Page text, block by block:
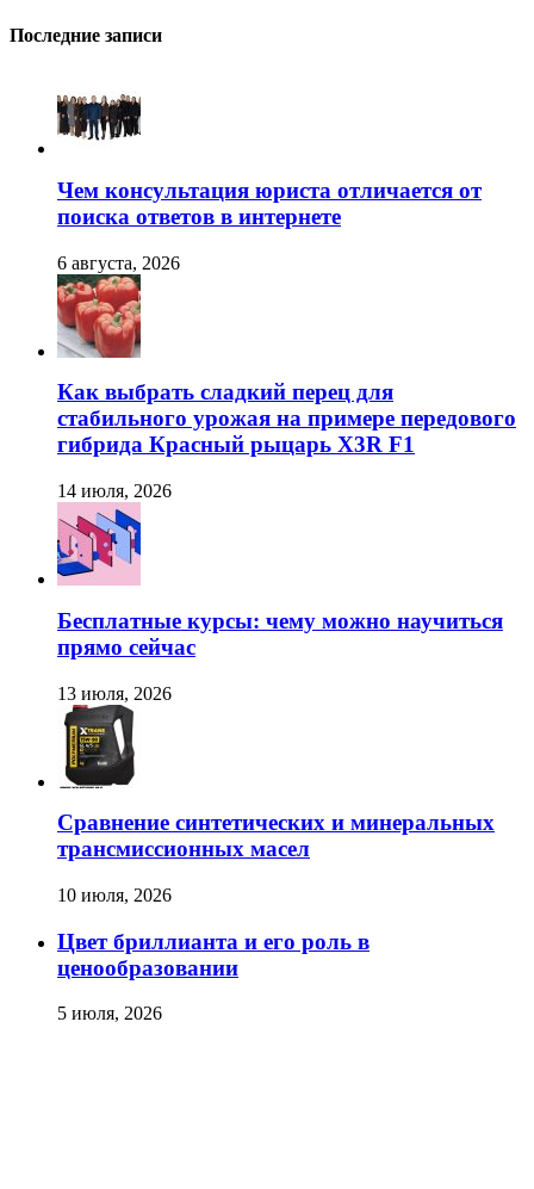
Последние записи
Чем консультация юриста отличается от
поиска ответов в интернете
6 августа, 2026
Как выбрать сладкий перец для
стабильного урожая на примере передового
гибрида Красный рыцарь X3R F1
14 июля, 2026
Бесплатные курсы: чему можно научиться
прямо сейчас
13 июля, 2026
Сравнение синтетических и минеральных
трансмиссионных масел
10 июля, 2026
Цвет бриллианта и его роль в
ценообразовании
5 июля, 2026